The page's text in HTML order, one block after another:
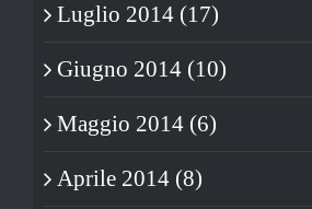
Luglio 2014 (17)
Giugno 2014 (10)
Maggio 2014 (6)
Aprile 2014 (8)